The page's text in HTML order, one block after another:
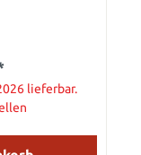
lieferbar.